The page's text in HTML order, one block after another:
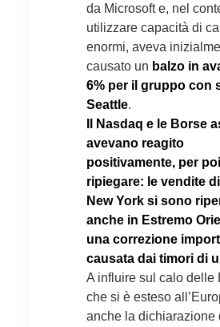
da Microsoft e, nel
utilizzare capacità di
enormi, aveva
causato un balzo in
6% per il gruppo con
Seattle.
Il Nasdaq e le Borse
avevano reagito
positivamente, per poi
ripiegare: le vendite
New York si sono
anche in Estremo
una correzione
causata dai timori di
A influire sul calo delle
che si è esteso
anche la dichiarazione